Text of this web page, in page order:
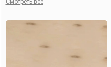
Смотреть все